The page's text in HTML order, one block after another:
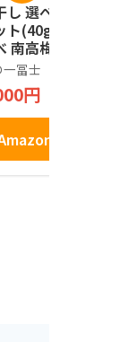
し 選べるお試し
ト(40g×4) 食べ
南高梅 減塩 一
紀州南高梅 国
歌山県産 低塩
スト投函 メー
グルメ お弁当
ぎり 健康 食品
うめぼし ギフ
土産 プレゼン
一冨士
円
で見る